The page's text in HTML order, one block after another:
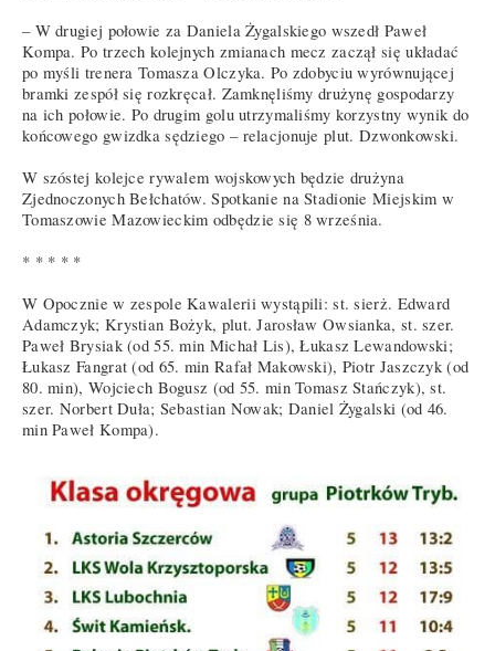
– W drugiej połowie za Daniela Żygalskiego wszedł Paweł
Kompa. Po trzech kolejnych zmianach mecz zaczął się układać
po myśli trenera Tomasza Olczyka. Po zdobyciu wyrównującej
bramki zespół się rozkręcał. Zamknęliśmy drużynę gospodarzy
na ich połowie. Po drugim golu utrzymaliśmy korzystny wynik do
końcowego gwizdka sędziego – relacjonuje plut. Dzwonkowski.
W szóstej kolejce rywalem wojskowych będzie drużyna
Zjednoczonych Bełchatów. Spotkanie na Stadionie Miejskim w
Tomaszowie Mazowieckim odbędzie się 8 września.
* * * * *
W Opocznie w zespole Kawalerii wystąpili: st. sierż. Edward
Adamczyk; Krystian Bożyk, plut. Jarosław Owsianka, st. szer.
Paweł Brysiak (od 55. min Michał Lis), Łukasz Lewandowski;
Łukasz Fangrat (od 65. min Rafał Makowski), Piotr Jaszczyk (od
80. min), Wojciech Bogusz (od 55. min Tomasz Stańczyk), st.
szer. Norbert Duła; Sebastian Nowak; Daniel Żygalski (od 46.
min Paweł Kompa).